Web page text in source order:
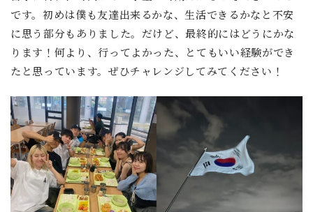
です。初めは僕も友達出来るかな、生活できるかなと不安
に思う部分もありました。だけど、最終的にはどうにかな
ります！何より、行ってよかった、とてもいい経験ができ
たと思っています。ぜひチャレンジしてみてください！